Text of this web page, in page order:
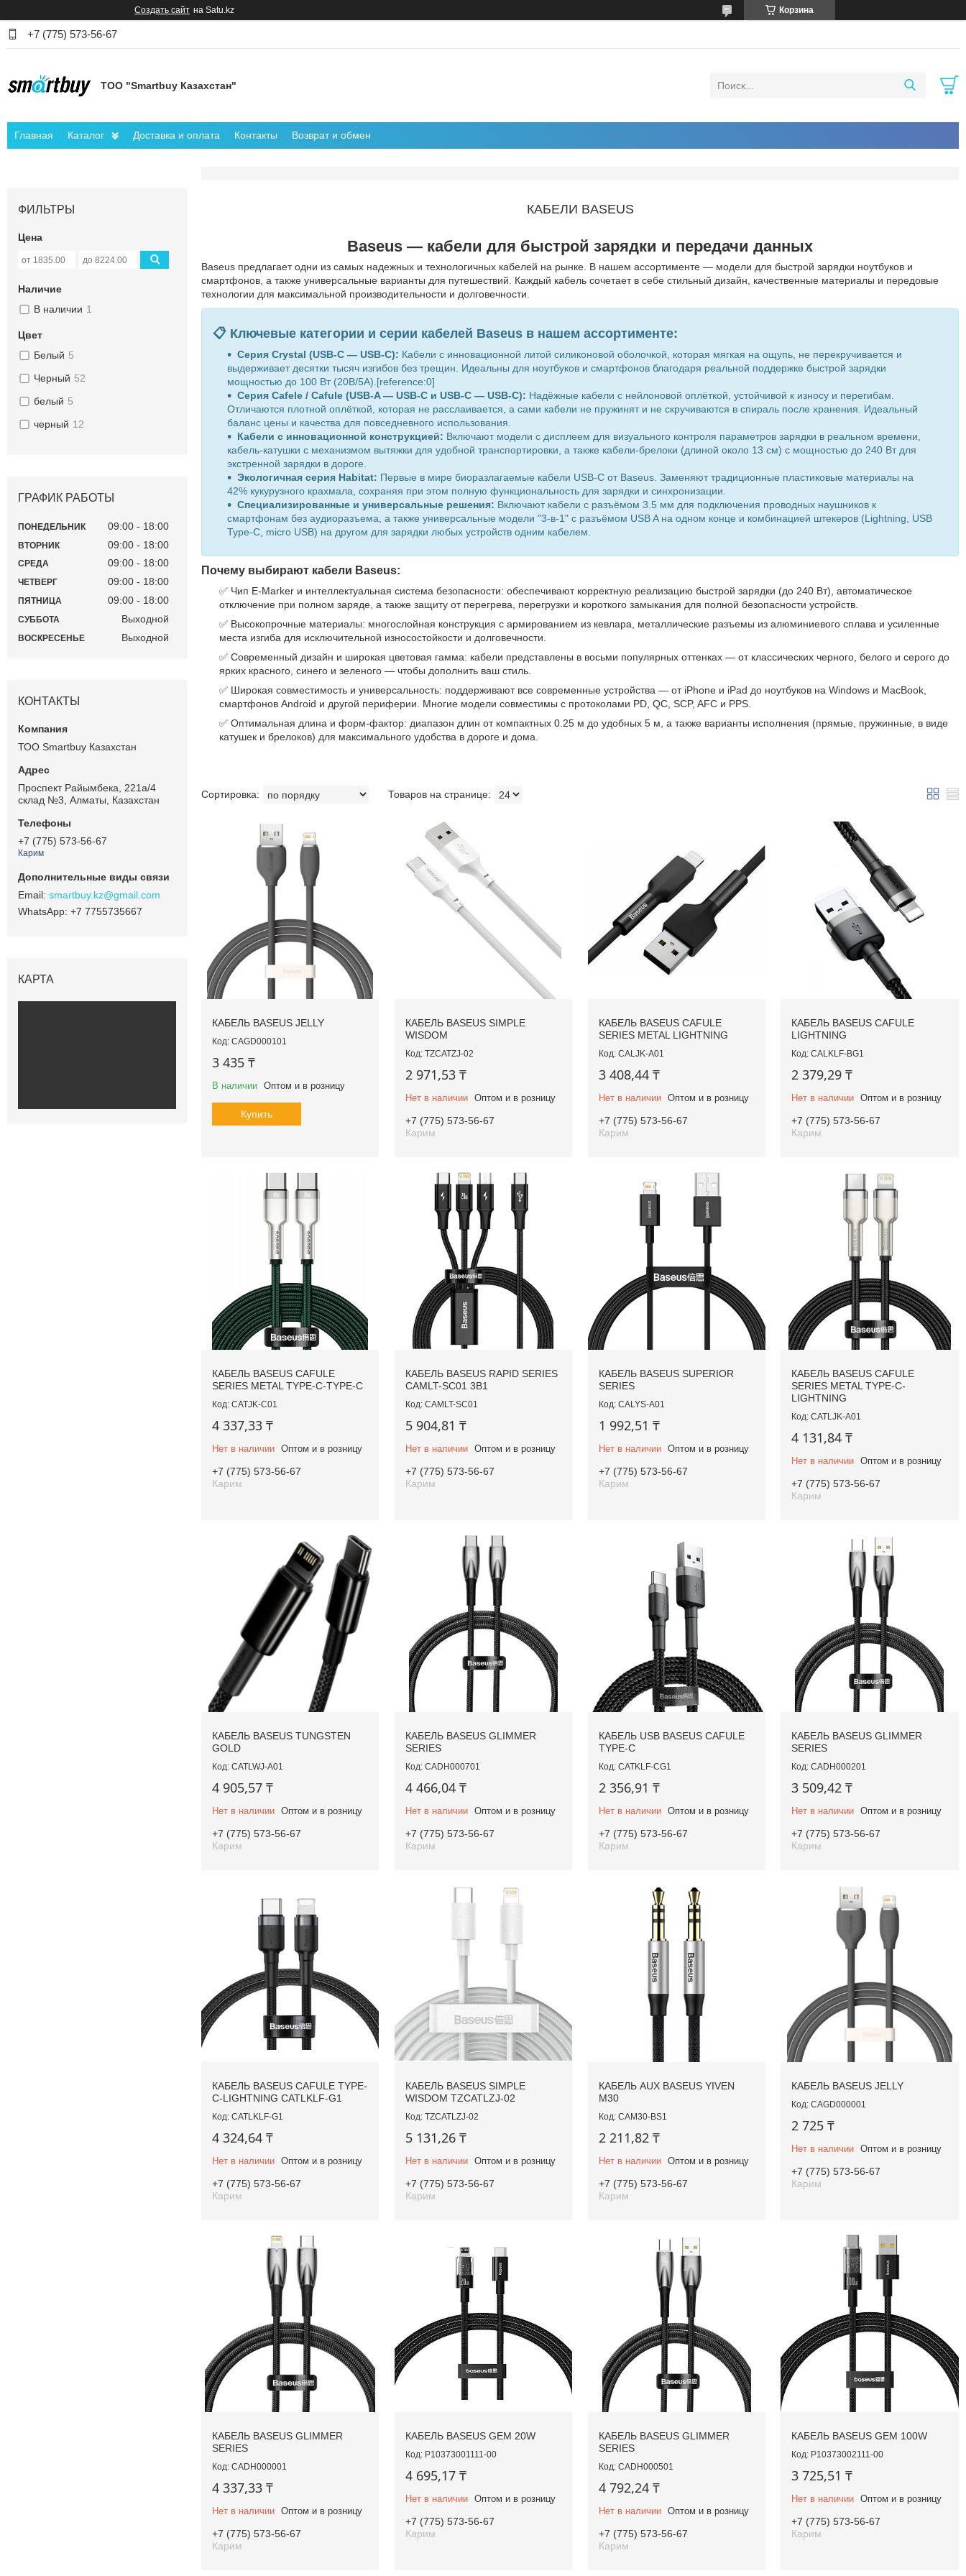
Создать сайт на Satu.kz Корзина
+7 (775) 573-56-67
ТОО "Smartbuy Казахстан"
Главная Каталог Доставка и оплата Контакты Возврат и обмен
КАБЕЛИ BASEUS
Baseus — кабели для быстрой зарядки и передачи данных
Baseus предлагает одни из самых надежных и технологичных кабелей на рынке. В нашем ассортименте — модели для быстрой зарядки ноутбуков и
смартфонов, а также универсальные варианты для путешествий. Каждый кабель сочетает в себе стильный дизайн, качественные материалы и передовые
технологии для максимальной производительности и долговечности.
📋 Ключевые категории и серии кабелей Baseus в нашем ассортименте:
Серия Crystal (USB-C — USB-C): Кабели с инновационной литой силиконовой оболочкой, которая мягкая на ощупь, не перекручивается и
выдерживает десятки тысяч изгибов без трещин. Идеальны для ноутбуков и смартфонов благодаря реальной поддержке быстрой зарядки
мощностью до 100 Вт (20В/5А).[reference:0]
Серия Cafele / Cafule (USB-A — USB-C и USB-C — USB-C): Надёжные кабели с нейлоновой оплёткой, устойчивой к износу и перегибам.
Отличаются плотной оплёткой, которая не расслаивается, а сами кабели не пружинят и не скручиваются в спираль после хранения. Идеальный
баланс цены и качества для повседневного использования.
Кабели с инновационной конструкцией: Включают модели с дисплеем для визуального контроля параметров зарядки в реальном времени,
кабель-катушки с механизмом вытяжки для удобной транспортировки, а также кабели-брелоки (длиной около 13 см) с мощностью до 240 Вт для
экстренной зарядки в дороге.
Экологичная серия Habitat: Первые в мире биоразлагаемые кабели USB-C от Baseus. Заменяют традиционные пластиковые материалы на
42% кукурузного крахмала, сохраняя при этом полную функциональность для зарядки и синхронизации.
Специализированные и универсальные решения: Включают кабели с разъёмом 3.5 мм для подключения проводных наушников к
смартфонам без аудиоразъема, а также универсальные модели "3-в-1" с разъёмом USB A на одном конце и комбинацией штекеров (Lightning, USB
Type-C, micro USB) на другом для зарядки любых устройств одним кабелем.
Почему выбирают кабели Baseus:
✅ Чип E-Marker и интеллектуальная система безопасности: обеспечивают корректную реализацию быстрой зарядки (до 240 Вт), автоматическое
отключение при полном заряде, а также защиту от перегрева, перегрузки и короткого замыкания для полной безопасности устройств.
✅ Высокопрочные материалы: многослойная конструкция с армированием из кевлара, металлические разъемы из алюминиевого сплава и усиленные
места изгиба для исключительной износостойкости и долговечности.
✅ Современный дизайн и широкая цветовая гамма: кабели представлены в восьми популярных оттенках — от классических черного, белого и серого до
ярких красного, синего и зеленого — чтобы дополнить ваш стиль.
✅ Широкая совместимость и универсальность: поддерживают все современные устройства — от iPhone и iPad до ноутбуков на Windows и MacBook,
смартфонов Android и другой периферии. Многие модели совместимы с протоколами PD, QC, SCP, AFC и PPS.
✅ Оптимальная длина и форм-фактор: диапазон длин от компактных 0.25 м до удобных 5 м, а также варианты исполнения (прямые, пружинные, в виде
катушек и брелоков) для максимального удобства в дороге и дома.
КАБЕЛЬ BASEUS JELLY
CAGD000101
3 435 ₸
В наличии Оптом и в розницу
Купить
КАБЕЛЬ BASEUS SIMPLE
WISDOM
TZCATZJ-02
2 971,53 ₸
Нет в наличии Оптом и в розницу
+7 (775) 573-56-67
Карим
КАБЕЛЬ BASEUS CAFULE
SERIES METAL LIGHTNING
CALJK-A01
3 408,44 ₸
Нет в наличии Оптом и в розницу
+7 (775) 573-56-67
Карим
КАБЕЛЬ BASEUS CAFULE
LIGHTNING
CALKLF-BG1
2 379,29 ₸
Нет в наличии Оптом и в розницу
+7 (775) 573-56-67
Карим
КАБЕЛЬ BASEUS CAFULE
SERIES METAL TYPE-C-TYPE-C
CATJK-C01
4 337,33 ₸
Нет в наличии Оптом и в розницу
+7 (775) 573-56-67
Карим
КАБЕЛЬ BASEUS RAPID SERIES
CAMLT-SC01 3В1
CAMLT-SC01
5 904,81 ₸
Нет в наличии Оптом и в розницу
+7 (775) 573-56-67
Карим
КАБЕЛЬ BASEUS SUPERIOR
SERIES
CALYS-A01
1 992,51 ₸
Нет в наличии Оптом и в розницу
+7 (775) 573-56-67
Карим
КАБЕЛЬ BASEUS CAFULE
SERIES METAL TYPE-C-
LIGHTNING
CATLJK-A01
4 131,84 ₸
Нет в наличии Оптом и в розницу
+7 (775) 573-56-67
Карим
КАБЕЛЬ BASEUS TUNGSTEN
GOLD
CATLWJ-A01
4 905,57 ₸
Нет в наличии Оптом и в розницу
+7 (775) 573-56-67
Карим
КАБЕЛЬ BASEUS GLIMMER
SERIES
CADH000701
4 466,04 ₸
Нет в наличии Оптом и в розницу
+7 (775) 573-56-67
Карим
КАБЕЛЬ USB BASEUS CAFULE
TYPE-C
CATKLF-CG1
2 356,91 ₸
Нет в наличии Оптом и в розницу
+7 (775) 573-56-67
Карим
КАБЕЛЬ BASEUS GLIMMER
SERIES
CADH000201
3 509,42 ₸
Нет в наличии Оптом и в розницу
+7 (775) 573-56-67
Карим
КАБЕЛЬ BASEUS CAFULE TYPE-
C-LIGHTNING CATLKLF-G1
CATLKLF-G1
4 324,64 ₸
Нет в наличии Оптом и в розницу
+7 (775) 573-56-67
Карим
КАБЕЛЬ BASEUS SIMPLE
WISDOM TZCATLZJ-02
TZCATLZJ-02
5 131,26 ₸
Нет в наличии Оптом и в розницу
+7 (775) 573-56-67
Карим
КАБЕЛЬ AUX BASEUS YIVEN
M30
CAM30-BS1
2 211,82 ₸
Нет в наличии Оптом и в розницу
+7 (775) 573-56-67
Карим
КАБЕЛЬ BASEUS JELLY
CAGD000001
2 725 ₸
Нет в наличии Оптом и в розницу
+7 (775) 573-56-67
Карим
КАБЕЛЬ BASEUS GLIMMER
SERIES
CADH000001
4 337,33 ₸
Нет в наличии Оптом и в розницу
+7 (775) 573-56-67
Карим
КАБЕЛЬ BASEUS GEM 20W
P10373001111-00
4 695,17 ₸
Нет в наличии Оптом и в розницу
+7 (775) 573-56-67
Карим
КАБЕЛЬ BASEUS GLIMMER
SERIES
CADH000501
4 792,24 ₸
Нет в наличии Оптом и в розницу
+7 (775) 573-56-67
Карим
КАБЕЛЬ BASEUS GEM 100W
P10373002111-00
3 725,51 ₸
Нет в наличии Оптом и в розницу
+7 (775) 573-56-67
Карим
ФИЛЬТРЫ
Цена
Наличие
В наличии 1
Цвет
Белый 5
Черный 52
белый 5
черный 12
ГРАФИК РАБОТЫ
ПОНЕДЕЛЬНИК 09:00 18:00
ВТОРНИК 09:00 18:00
СРЕДА 09:00 18:00
ЧЕТВЕРГ 09:00 18:00
ПЯТНИЦА 09:00 18:00
СУББОТА Выходной
ВОСКРЕСЕНЬЕ Выходной
КОНТАКТЫ
ТОО Smartbuy Казахстан
Проспект Райымбека, 221а/4
склад №3, Алматы, Казахстан
+7 (775) 573-56-67
Карим
smartbuy.kz@gmail.com
+7 7755735667
КАРТА